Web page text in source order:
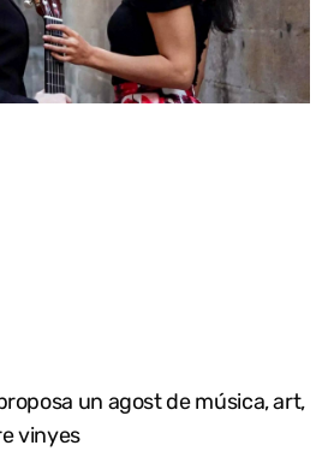
un agost de música, art,
vinyes